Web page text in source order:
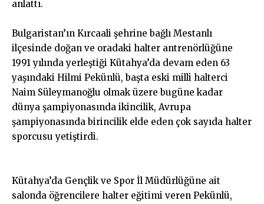
anlattı.
Bulgaristan’ın Kırcaali şehrine bağlı Mestanlı
ilçesinde doğan ve oradaki halter antrenörlüğüne
1991 yılında yerleştiği Kütahya’da devam eden 63
yaşındaki Hilmi Pekünlü, başta eski milli halterci
Naim Süleymanoğlu olmak üzere bugüne kadar
dünya şampiyonasında ikincilik, Avrupa
şampiyonasında birincilik elde eden çok sayıda halter
sporcusu yetiştirdi.
Kütahya’da Gençlik ve Spor İl Müdürlüğüne ait
salonda öğrencilere halter eğitimi veren Pekünlü,